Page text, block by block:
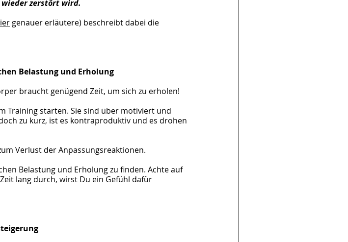
wieder zerstört wird.
genauer erläutere) beschreibt dabei die
Belastung und Erholung
braucht genügend Zeit, um sich zu erholen!
Training starten. Sie sind über motiviert und
zu kurz, ist es kontraproduktiv und es drohen
Verlust der Anpassungsreaktionen.
Belastung und Erholung zu finden. Achte auf
lang durch, wirst Du ein Gefühl dafür